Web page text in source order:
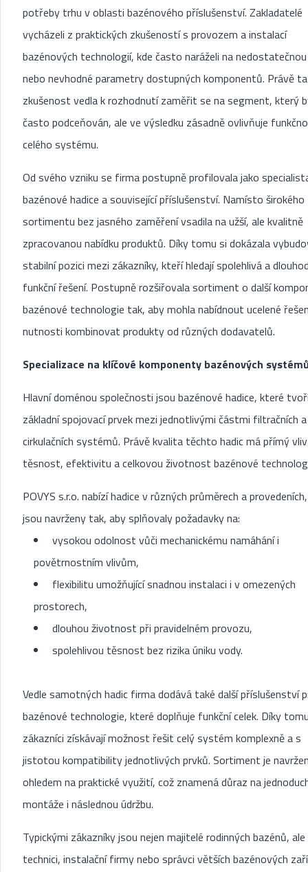
potřeby trhu v oblasti bazénového příslušenství. Zakladatelé
vycházeli z praktických zkušeností s provozem a instalací
bazénových technologií, kde často naráželi na
nebo nevhodné parametry dostupných komponentů. Právě
zkušenost vedla k rozhodnutí zaměřit se na segment, který
často podceňován, ale ve výsledku zásadně ovlivňuje
celého systému.
Od svého vzniku se firma postupně profilovala jako
bazénové hadice a související příslušenství. Namísto širokého
sortimentu bez jasného zaměření vsadila na užší, ale kvalitně
zpracovanou nabídku produktů. Díky tomu si dokázala
stabilní pozici mezi zákazníky, kteří hledají spolehlivá a
funkční řešení. Postupně rozšiřovala sortiment o další
bazénové technologie tak, aby mohla nabídnout ucelené
nutnosti kombinovat produkty od různých dodavatelů.
Specializace na klíčové komponenty bazénových
Hlavní doménou společnosti jsou bazénové hadice, které
základní spojovací prvek mezi jednotlivými částmi filtračních a
cirkulačních systémů. Právě kvalita těchto hadic má přímý
těsnost, efektivitu a celkovou životnost bazénové
POVYS s.r.o. nabízí hadice v různých průměrech a
jsou navrženy tak, aby splňovaly požadavky na:
vysokou odolnost vůči mechanickému namáhání i
povětrnostním vlivům,
flexibilitu umožňující snadnou instalaci i v omezených
prostorech,
dlouhou životnost při pravidelném provozu,
spolehlivou těsnost bez rizika úniku vody.
Vedle samotných hadic firma dodává také další příslušenství
bazénové technologie, které doplňuje funkční celek. Díky
zákazníci získávají možnost řešit celý systém komplexně a s
jistotou kompatibility jednotlivých prvků. Sortiment je
ohledem na praktické využití, což znamená důraz na
montáže i následnou údržbu.
Typickými zákazníky jsou nejen majitelé rodinných bazénů,
technici, instalační firmy nebo správci větších bazénových